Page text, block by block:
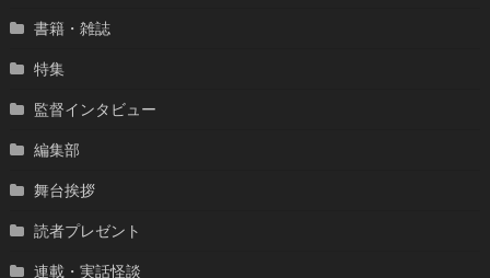
書籍・雑誌
特集
監督インタビュー
編集部
舞台挨拶
読者プレゼント
連載・実話怪談